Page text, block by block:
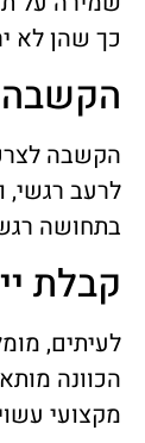
כך שהן לא
הקשבה
הקשבה
לרעב רגשי,
בתחושה
קבלת
לעיתים,
הכוונה
מקצועי